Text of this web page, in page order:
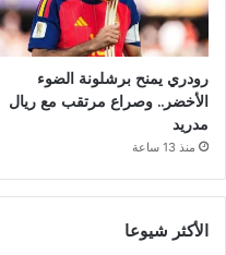
رودري يمنح برشلونة الضوء
الأخضر.. وصراع مرتقب مع ريال
مدريد
منذ 13 ساعة
الأكثر شيوعا